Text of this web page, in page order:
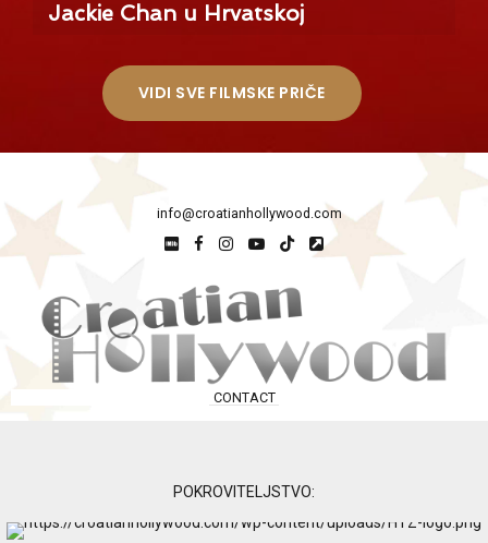
Jackie Chan u Hrvatskoj
VIDI SVE FILMSKE PRIČE
info@croatianhollywood.com
CONTACT
POKROVITELJSTVO: